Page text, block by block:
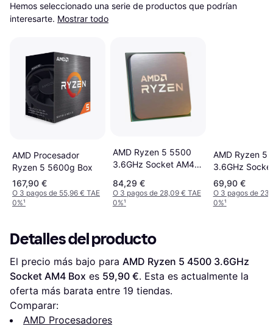
Hemos seleccionado una serie de productos que podrían
interesarte. Mostrar todo
AMD Procesador
Ryzen 5 5600g Box
167,90 €
O 3 pagos de 55,96 € TAE
0%¹
AMD Ryzen 5 5500
3.6GHz Socket AM4
84,29 €
O 3 pagos de 28,09 € TAE
0%¹
AMD Ryzen 5
3.6GHz
Box
69,90 €
O 3 pagos de
0%¹
Detalles del producto
El precio más bajo para AMD Ryzen 5 4500 3.6GHz
Socket AM4 Box es 59,90 €. Esta es actualmente la
oferta más barata entre 19 tiendas.
Comparar:
AMD Procesadores